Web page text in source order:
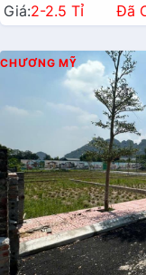
Giá:2-2.5 Tỉ Đã
CHƯƠNG MỸ